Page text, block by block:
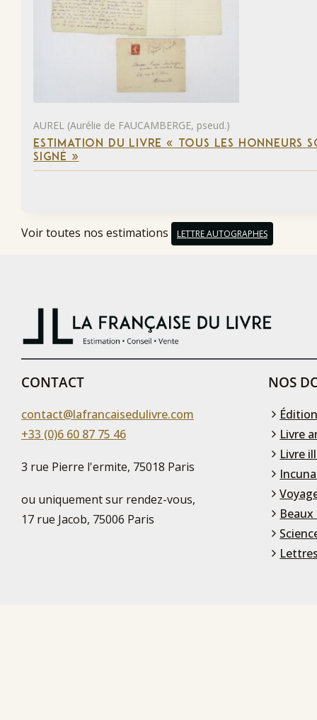
AUREL (Aurélie de FAUCAMBERGE, pseud.)
ESTIMATION DU LIVRE « TOUS LES HONNEURS
SIGNÉ »
Voir toutes nos estimations LETTRE AUTOGRAPHES
CONTACT
contact@lafrancaisedulivre.com
+33 (0)6 60 87 75 46
3 rue Pierre l'ermite, 75018 Paris
ou uniquement sur rendez-vous,
17 rue Jacob, 75006 Paris
NOS
Livre
Livre